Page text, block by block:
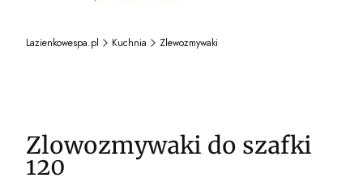
Lazienkowespa.pl Kuchnia Zlewozmywaki
Zlowozmywaki do szafki
120